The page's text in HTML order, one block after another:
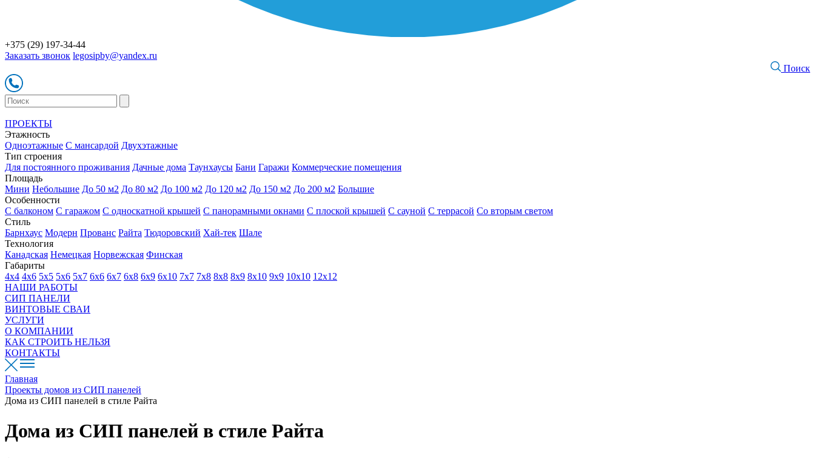
+375 (29) 197-34-44
Заказать звонок legosipby@yandex.ru
Поиск
ПРОЕКТЫ
Этажность
Одноэтажные С мансардой Двухэтажные
Тип строения
Для постоянного проживания Дачные дома Таунхаусы Бани Гаражи Коммерческие помещения
Площадь
Мини Небольшие До 50 м2 До 80 м2 До 100 м2 До 120 м2 До 150 м2 До 200 м2 Большие
Особенности
С балконом С гаражом С односкатной крышей С панорамными окнами С плоской крышей С сауной С террасой Со вторым светом
Стиль
Барнхаус Модерн Прованс Райта Тюдоровский Хай-тек Шале
Технология
Канадская Немецкая Норвежская Финская
Габариты
4х4 4х6 5х5 5х6 5х7 6х6 6х7 6х8 6х9 6х10 7х7 7х8 8х8 8х9 8х10 9х9 10х10 12х12
НАШИ РАБОТЫ
СИП ПАНЕЛИ
ВИНТОВЫЕ СВАИ
УСЛУГИ
О КОМПАНИИ
КАК СТРОИТЬ НЕЛЬЗЯ
КОНТАКТЫ
Главная
Проекты домов из СИП панелей
Дома из СИП панелей в стиле Райта
Дома из СИП панелей в стиле Райта